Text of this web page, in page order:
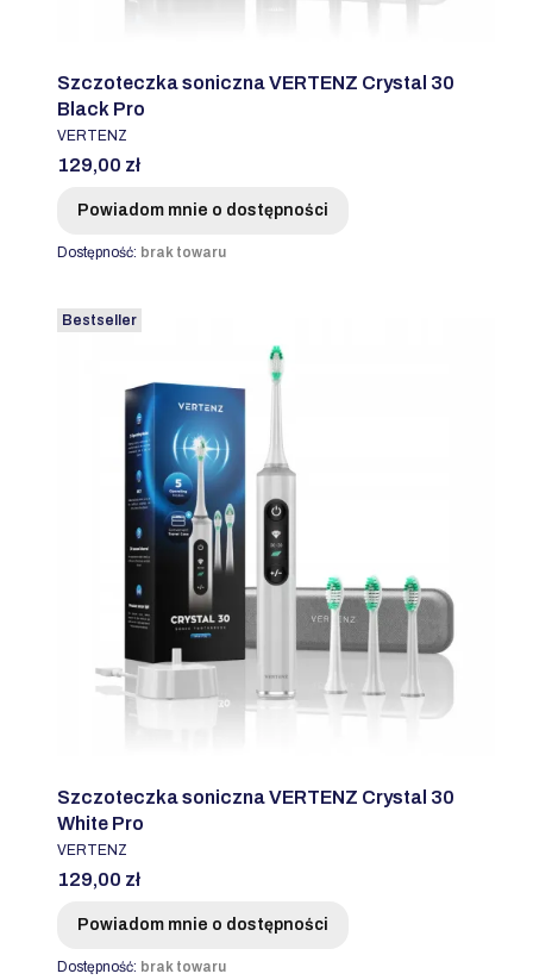
Szczoteczka soniczna VERTENZ Crystal 30
Black Pro
PRODUCENT
VERTENZ
Cena
129,00 zł
Powiadom mnie o dostępności
Dostępność: brak towaru
Bestseller
Szczoteczka soniczna VERTENZ Crystal 30
White Pro
PRODUCENT
VERTENZ
Cena
129,00 zł
Powiadom mnie o dostępności
Dostępność: brak towaru